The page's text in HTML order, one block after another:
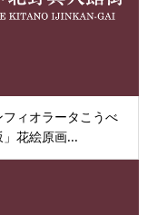
フィオラータこうべ
花絵原画...